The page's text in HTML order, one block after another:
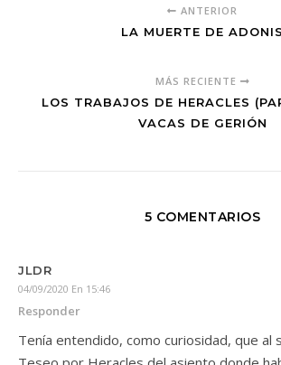
ANTERIOR
LA MUERTE DE ADONIS
MÁS RECIENTE
LOS TRABAJOS DE HERACLES
VACAS DE GERIÓN
5 COMENTARIOS
JLDR
04/09/2020 En 15:46
Responder
Tenía entendido, como curiosidad, que al